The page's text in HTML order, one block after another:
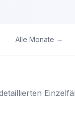
Alle Monate →